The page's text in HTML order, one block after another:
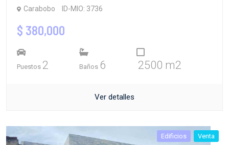
Carabobo ID-MIO: 3736
$ 380,000
Puestos 2 Baños 6 2500 m2
Ver detalles
Edificios Venta